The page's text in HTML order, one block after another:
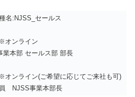
名:NJSS_セールス
オンライン
業本部 セールス部 部長
オンライン(ご希望に応じてご来社も可)
NJSS事業本部長